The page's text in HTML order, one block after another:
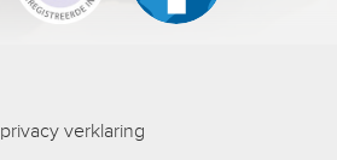
privacy verklaring